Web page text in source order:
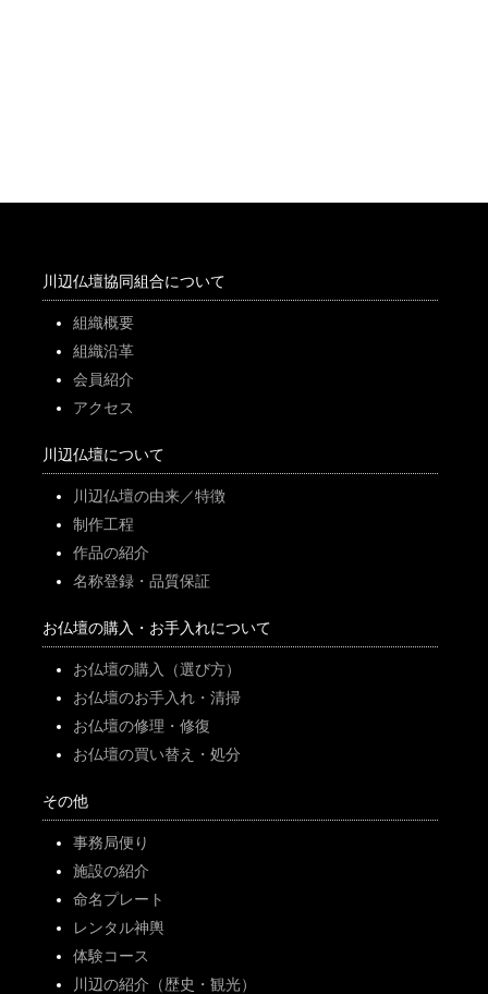
川辺仏壇協同組合について
組織概要
組織沿革
会員紹介
アクセス
川辺仏壇について
川辺仏壇の由来／特徴
制作工程
作品の紹介
名称登録・品質保証
お仏壇の購入・お手入れについて
お仏壇の購入（選び方）
お仏壇のお手入れ・清掃
お仏壇の修理・修復
お仏壇の買い替え・処分
その他
事務局便り
施設の紹介
命名プレート
レンタル神輿
体験コース
川辺の紹介（歴史・観光）